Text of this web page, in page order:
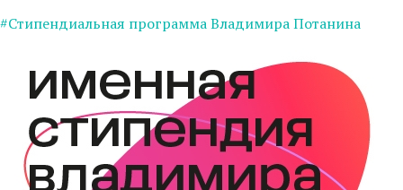
#Стипендиальная программа Владимира Потанина